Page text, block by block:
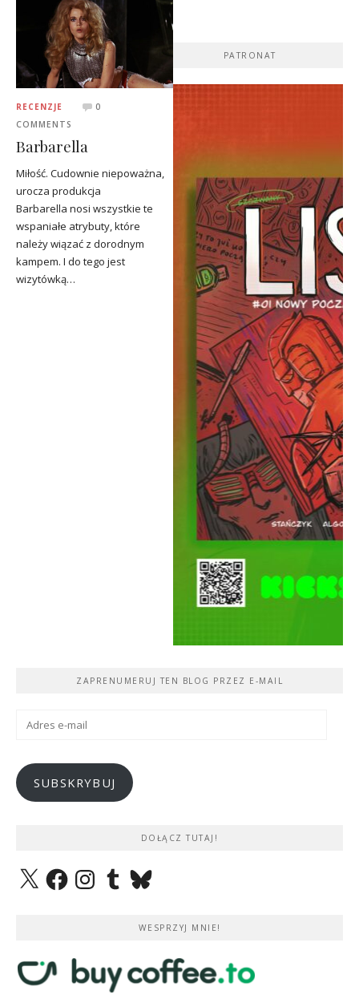
RECENZJE
0
COMMENTS
Barbarella
Miłość. Cudownie niepoważna,
urocza produkcja
Barbarella nosi wszystkie te
wspaniałe atrybuty, które
należy wiązać z dorodnym
kampem. I do tego jest
wizytówką…
PATRONAT
ZAPRENUMERUJ TEN BLOG PRZEZ E-MAIL
Adres
SUBSKRYBUJ
DOŁĄCZ TUTAJ!
X FacebookInstagramTumblrBluesky
WESPRZYJ MNIE!